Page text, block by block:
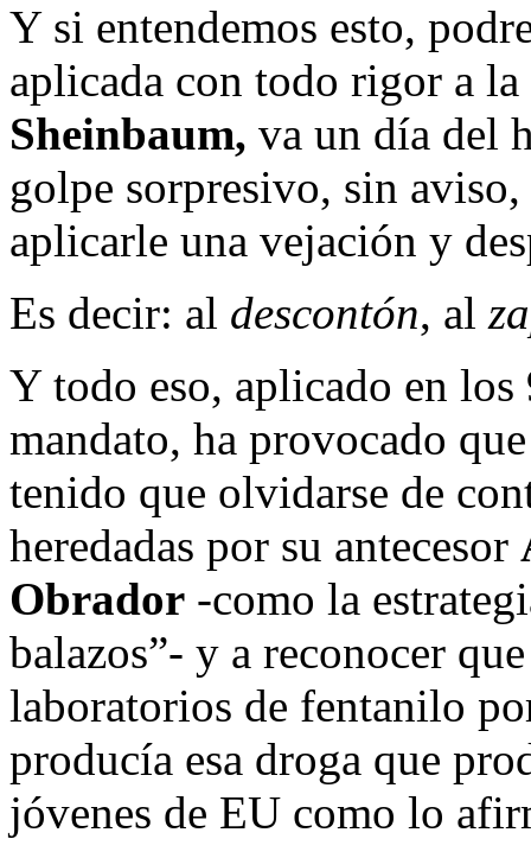
Y si entendemos esto,
aplicada con todo rigor a
Sheinbaum, va un día del
golpe sorpresivo, sin aviso,
aplicarle una vejación y
Es decir: al descontón, al
Y todo eso, aplicado en los
mandato, ha provocado
tenido que olvidarse de
heredadas por su antecesor
Obrador -como la
balazos”- y a reconocer
laboratorios de fentanilo
producía esa droga que
jóvenes de EU como lo